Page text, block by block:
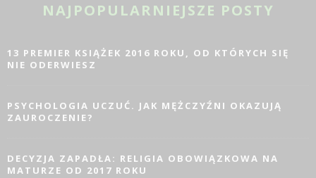
NAJPOPULARNIEJSZE POSTY
13 PREMIER KSIĄŻEK 2016 ROKU, OD KTÓRYCH SIĘ
NIE ODERWIESZ
PSYCHOLOGIA UCZUĆ. JAK MĘŻCZYŹNI OKAZUJĄ
ZAUROCZENIE?
DECYZJA ZAPADŁA: RELIGIA OBOWIĄZKOWA NA
MATURZE OD 2017 ROKU